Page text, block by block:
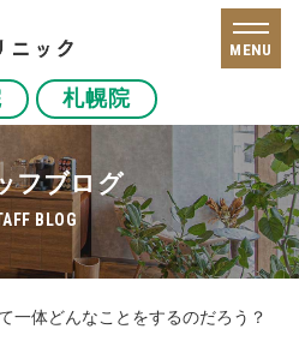
札幌院
MENU
フブログ
BLOG
一体どんなことをするのだろう？